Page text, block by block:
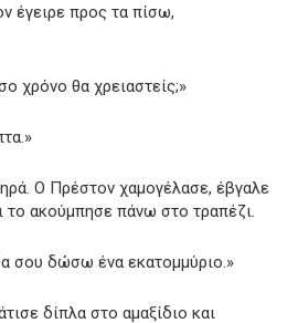
έγειρε προς τα πίσω,
χρόνο θα χρειαστείς;»
Ο Πρέστον χαμογέλασε, έβγαλε
το ακούμπησε πάνω στο τραπέζι.
σου δώσω ένα εκατομμύριο.»
δίπλα στο αμαξίδιο και